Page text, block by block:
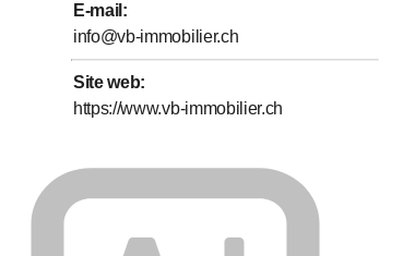
E-mail :
info@vb-immobilier.ch
Site web:
https://www.vb-immobilier.ch